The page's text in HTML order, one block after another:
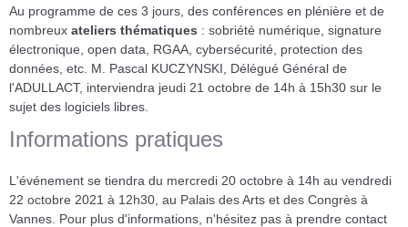
Au programme de ces 3 jours, des conférences en plénière et de
nombreux ateliers thématiques : sobriété numérique, signature
électronique, open data, RGAA, cybersécurité, protection des
données, etc. M. Pascal KUCZYNSKI, Délégué Général de
l'ADULLACT, interviendra jeudi 21 octobre de 14h à 15h30 sur le
sujet des logiciels libres.
Informations pratiques
L'événement se tiendra du mercredi 20 octobre à 14h au vendredi
22 octobre 2021 à 12h30, au Palais des Arts et des Congrès à
Vannes. Pour plus d'informations, n'hésitez pas à prendre contact